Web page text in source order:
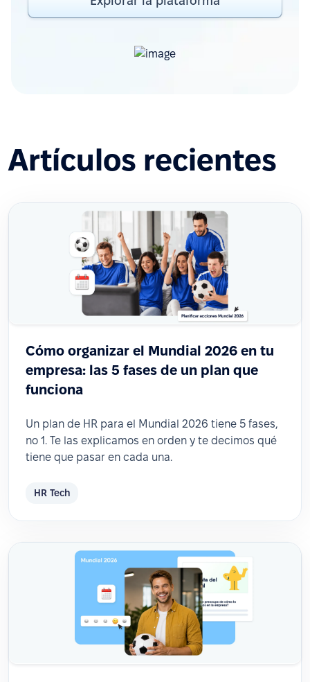
Artículos recientes
Cómo organizar el Mundial 2026 en tu
empresa: las 5 fases de un plan que
funciona
Un plan de HR para el Mundial 2026 tiene 5 fases,
no 1. Te las explicamos en orden y te decimos qué
tiene que pasar en cada una.
HR Tech